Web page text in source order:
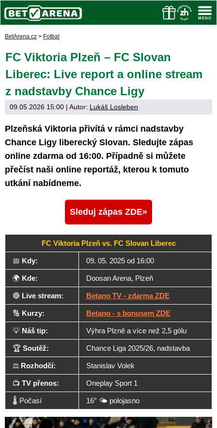
BetArena.cz > Fotbal
FC Viktoria Plzeň – FC Slovan
Liberec: Live report a online stream
z nadstavby Chance Ligy
09.05.2026 15:00 | Autor: Lukáš Losleben
Plzeňská Viktoria přivítá v rámci nadstavby
Chance Ligy liberecký Slovan. Sledujte zápas
online zdarma od 16:00. Případně si můžete
přečíst naši online reportáž, kterou k tomuto
utkání nabídneme.
Sleduj zápas ZDE
FC Viktoria Plzeň vs. FC Slovan Liberec
📅 Kdy: 09. 05. 2025 od 16:00
🌍 Kde: Doosan Arena, Plzeň
🔴 Live stream: Betano TV - zdarma ZDE
🔢 Kurzy: Betano - s bonusem ZDE
💡 Náš tip: Výhra Plzně a více než 2,5 gólu
🏆 Soutěž: Chance Liga 2025/26, nadstavba
⚖️ Rozhodčí: Stanislav Volek
📺 TV přenos: Oneplay Sport 1
🌡️ Počasí 16° 🌤️ polojasno